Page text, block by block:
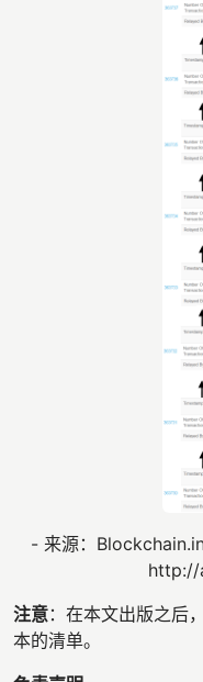
- 来源：
http://
注意：在本文出版之后，
本的清单。